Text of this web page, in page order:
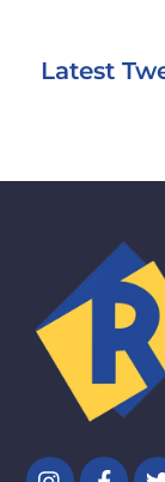
Latest